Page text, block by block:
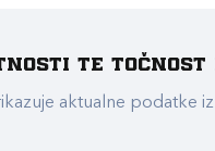
te točnost
aktualne podatke